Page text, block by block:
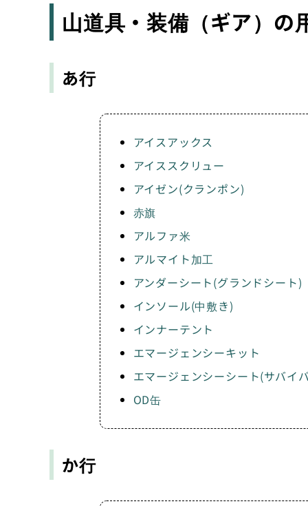
山道具・装備（ギア）の
あ行
アイスアックス
アイススクリュー
アイゼン(クランポン)
赤旗
アルファ米
アルマイト加工
アンダーシート(グランドシート)
インソール(中敷き)
インナーテント
エマージェンシーキット
エマージェンシーシート(サバイ
OD缶
か行